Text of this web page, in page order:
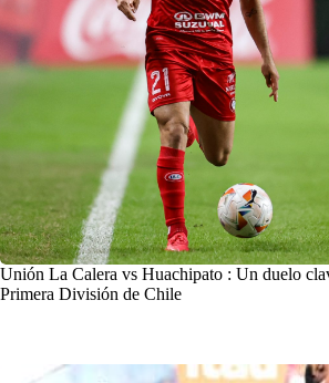
Unión La Calera vs Huachipato : Un duelo
Primera División de Chile